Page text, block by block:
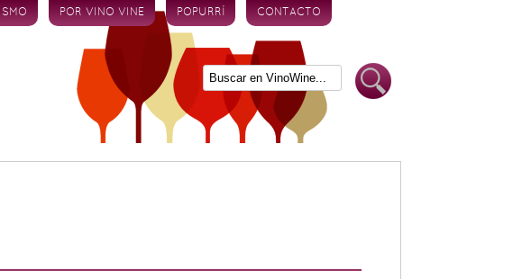
POR VINO VINE POPURRÍ CONTACTO